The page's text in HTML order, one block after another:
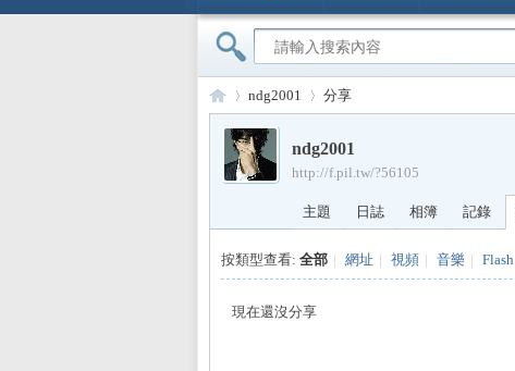
PA›
ndg2001 分享
ndg2001
http://f.pil.tw/?56105
主題 日誌 相簿 記錄
按類型查看: 全部 | 網址 | 視頻 | 音樂 | Flash
現在還沒分享